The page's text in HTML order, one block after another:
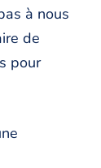
à nous
de
pour